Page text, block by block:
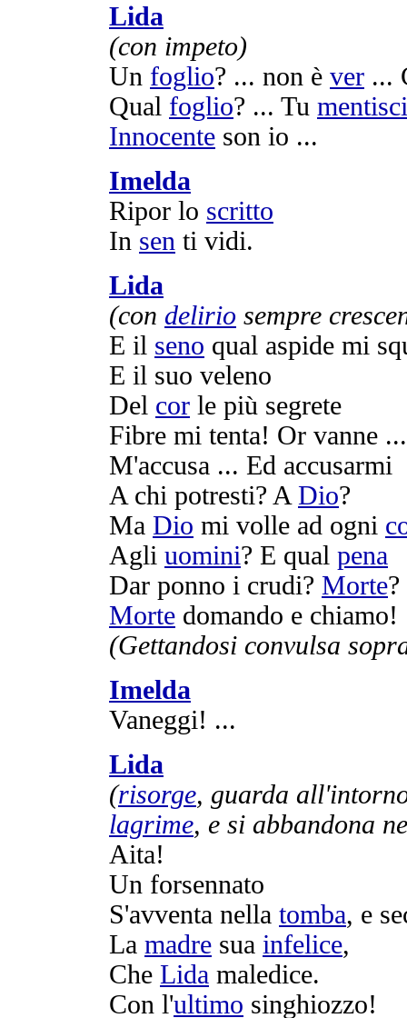
Lida
(con impeto)
Un foglio? ... non è ver ...
Qual foglio? ... Tu mentisci
Innocente son io ...
Imelda
Ripor lo scritto
In sen ti vidi.
Lida
(con delirio sempre
E il seno qual aspide mi
E il suo veleno
Del cor le più segrete
Fibre mi tenta! Or vanne
M'accusa ... Ed accusarmi
A chi potresti? A Dio?
Ma Dio mi volle ad ogni
Agli uomini? E qual pena
Dar ponno i crudi? Morte
Morte domando e chiamo!
(Gettandosi convulsa
Imelda
Vaneggi! ...
Lida
(risorge, guarda
lagrime, e si abbandona
Aita!
Un forsennato
S'avventa nella tomba, e
La madre sua infelice,
Che Lida maledice.
Con l'ultimo singhiozzo!